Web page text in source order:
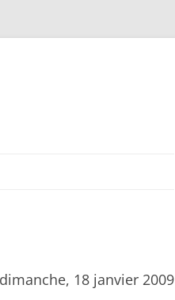
dimanche, 18 janvier 2009